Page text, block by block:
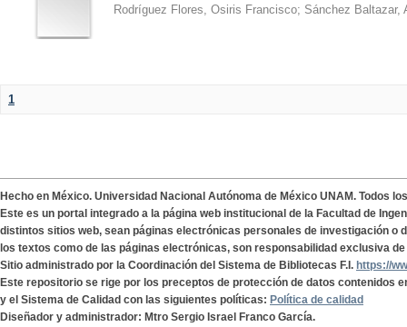
Rodríguez Flores, Osiris Francisco; Sánchez Baltazar,
1
Hecho en México. Universidad Nacional Autónoma de México UNAM. Todos
Este es un portal integrado a la página web institucional de la Facultad de
distintos sitios web, sean páginas electrónicas personales de investigación o
los textos como de las páginas electrónicas, son responsabilidad exclusiva
Sitio administrado por la Coordinación del Sistema de Bibliotecas F.I. https://
Este repositorio se rige por los preceptos de protección de datos contenidos
y el Sistema de Calidad con las siguientes políticas: Política de calidad
Diseñador y administrador: Mtro Sergio Israel Franco García.